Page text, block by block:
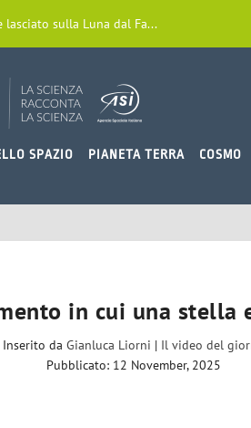
lasciato sulla Luna dal Fa...
SPAZIO PIANETA TERRA COSMO
in cui una stella
Inserito da Gianluca Liorni | Il video del
Pubblicato: 12 November, 2025